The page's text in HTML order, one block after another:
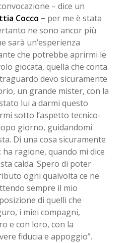
– dice un
Cocco – per me è stata
ne sono ancor più
sarà un’esperienza
che potrebbe aprirmi le
giocata, quella che conta.
devo sicuramente
un grande mister, con la
lui a darmi questo
sotto l’aspetto tecnico-
giorno, guidandomi
Di una cosa sicuramente
ragione, quando mi dice
calda. Spero di poter
ogni qualvolta ce ne
sempre il mio
di quelli che
i miei compagni,
e con loro, con la
fiducia e appoggio”.